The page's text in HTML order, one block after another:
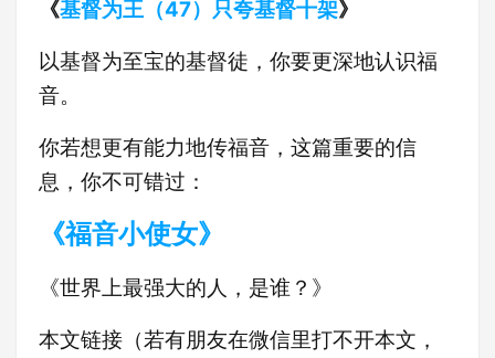
《基督为王（47）只夸基督十架》
以基督为至宝的基督徒，你要更深地认识福
音。
你若想更有能力地传福音，这篇重要的信
息，你不可错过：
《福音小使女》
《世界上最强大的人，是谁？》
本文链接（若有朋友在微信里打不开本文，